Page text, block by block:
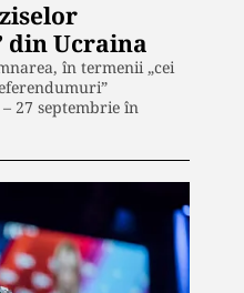
din Ucraina
în termenii „cei
27 septembrie în